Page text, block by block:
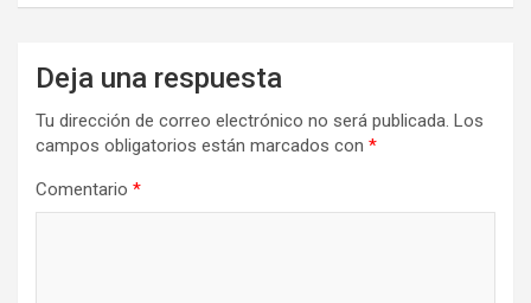
Deja una respuesta
Tu dirección de correo electrónico no será publicada. Los
campos obligatorios están marcados con *
Comentario *